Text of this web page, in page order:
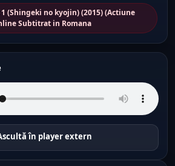
(Shingeki no kyojin) (2015) (Actiune
Subtitrat in Romana
în player extern